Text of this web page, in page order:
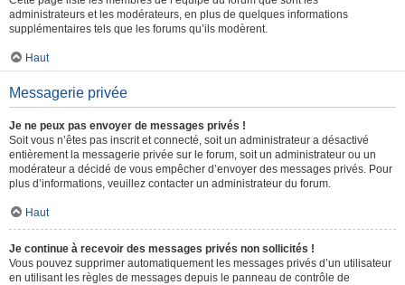
administrateurs et les modérateurs, en plus de quelques informations
supplémentaires tels que les forums qu’ils modèrent.
Haut
Messagerie privée
Je ne peux pas envoyer de messages privés !
Soit vous n’êtes pas inscrit et connecté, soit un administrateur a désactivé
entièrement la messagerie privée sur le forum, soit un administrateur ou un
modérateur a décidé de vous empêcher d’envoyer des messages privés. Pour
plus d’informations, veuillez contacter un administrateur du forum.
Haut
Je continue à recevoir des messages privés non sollicités !
Vous pouvez supprimer automatiquement les messages privés d’un utilisateur
en utilisant les règles de messages depuis le panneau de contrôle de